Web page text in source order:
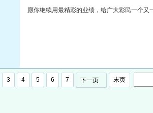
愿你继续用最精彩的业绩，给广大彩民一个又
3 4 5 6 7 下一页 末页